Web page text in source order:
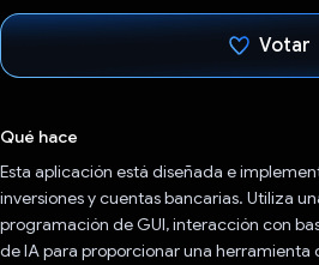
Votar
Qué hace
Esta aplicación está diseñada e
inversiones y cuentas bancarias. Utiliza
programación de GUI, interacción con
de IA para proporcionar una